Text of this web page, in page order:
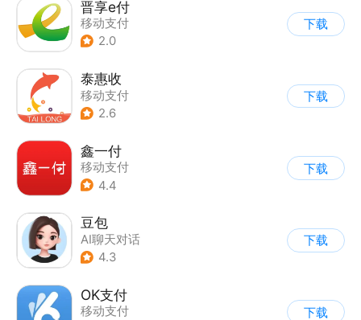
晋享e付
移动支付
2.0
下载
泰惠收
移动支付
2.6
下载
鑫一付
移动支付
4.4
下载
豆包
AI聊天对话
4.3
下载
OK支付
移动支付
下载